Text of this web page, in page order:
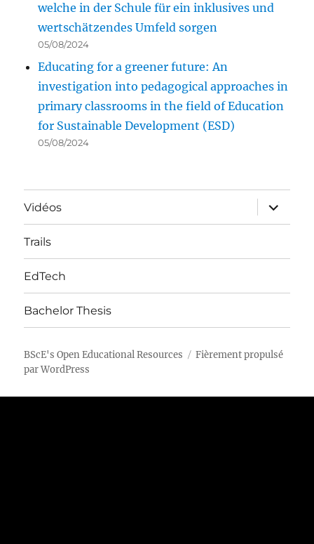
welche in der Schule für ein inklusives und
wertschätzendes Umfeld sorgen
05/08/2024
Educating for a greener future: An
investigation into pedagogical approaches in
primary classrooms in the field of Education
for Sustainable Development (ESD)
05/08/2024
Vidéos
ouvrir
le
sous-
Trails
EdTech
Bachelor Thesis
BScE's Open Educational Resources
Fièrement propulsé
par WordPress